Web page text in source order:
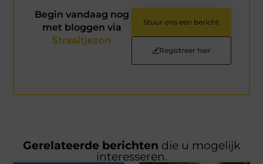
Begin vandaag nog
met bloggen via
Straaltjezon
Stuur ons een bericht
Registreer hier
Gerelateerde berichten die u mogelijk
interesseren.